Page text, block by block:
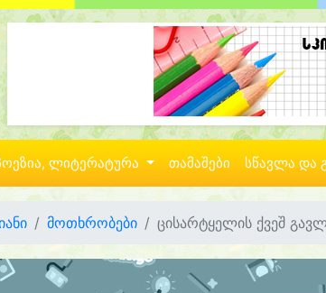
ლიტერატურა თამაშები სწავლა და
მოთხრობები ცისარტყელის ქვეშ